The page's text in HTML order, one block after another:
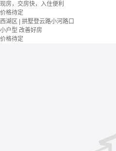
现房，交房快，入住便利
价格待定
西湖区 | 拱墅登云路小河路口
小户型 改善好房
价格待定